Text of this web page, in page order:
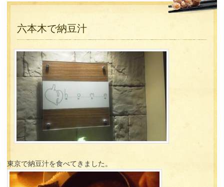
六本木で納豆汁
東京で納豆汁を食べてきました。